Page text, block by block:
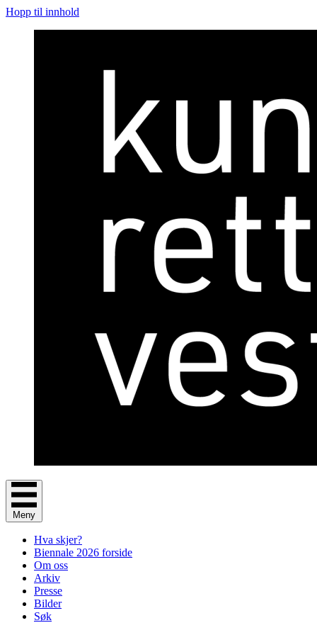
Hopp til innhold
Meny
Hva skjer?
Biennale 2026 forside
Om oss
Arkiv
Presse
Bilder
Søk